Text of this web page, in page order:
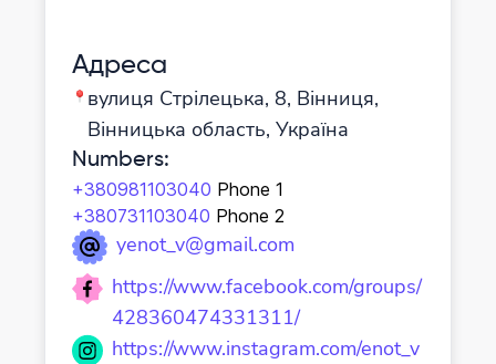
Адреса
вулиця Стрілецька, 8, Вінниця,
Вінницька область, Україна
Numbers:
+380981103040 Phone 1
+380731103040 Phone 2
yenot_v@gmail.com
https://www.facebook.com/groups/
428360474331311/
https://www.instagram.com/enot_v